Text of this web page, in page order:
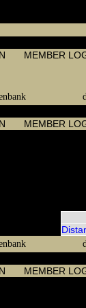
MEMBER
MEMBER
MEMBER